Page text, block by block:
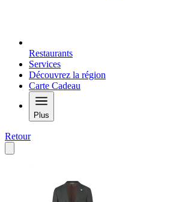
Restaurants
Services
Découvrez la région
Carte Cadeau
Plus
Retour